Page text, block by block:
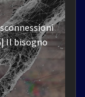
Il bisogno